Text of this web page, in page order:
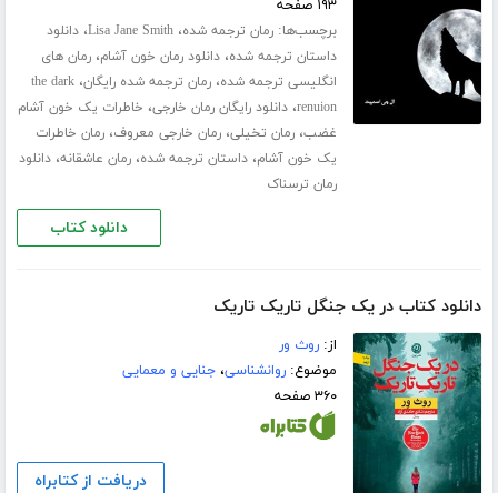
۱۹۳ صفحه
برچسب‌ها:رمان ترجمه شده،Lisa Jane Smith،دانلود
داستان ترجمه شده،دانلود رمان خون آشام،رمان های
انگلیسی ترجمه شده،رمان ترجمه شده رایگان،the dark
renuion،دانلود رایگان رمان خارجی، خاطرات یک خون آشام
غضب،رمان تخیلی،رمان خارجی معروف،رمان خاطرات
یک خون آشام،داستان ترجمه شده،رمان عاشقانه،دانلود
رمان ترسناک
دانلود کتاب
دانلود کتاب در یک جنگل تاریک تاریک
از:روث ور
موضوع:روانشناسی،جنایی و معمایی
۳۶۰ صفحه
دریافت از کتابراه